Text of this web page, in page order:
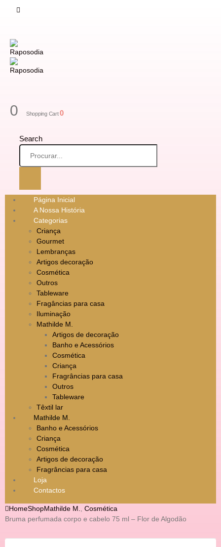
0 Shopping Cart0
Search
Página Inicial
A Nossa História
Categorias
Criança
Gourmet
Lembranças
Artigos decoração
Cosmética
Outros
Tableware
Fragâncias para casa
Iluminação
Mathilde M.
Artigos de decoração
Banho e Acessórios
Cosmética
Criança
Fragrâncias para casa
Outros
Tableware
Têxtil lar
Mathilde M.
Banho e Acessórios
Criança
Cosmética
Artigos de decoração
Fragrâncias para casa
Loja
Contactos
HomeShopMathilde M.
Cosmética
Bruma perfumada corpo e cabelo 75 ml – Flor de Algodão